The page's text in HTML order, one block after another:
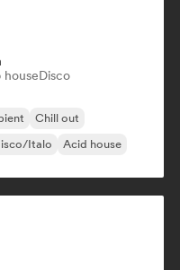
houseDisco
Chill out
Italo Acid house